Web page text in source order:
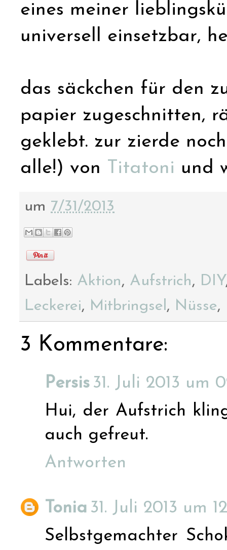
eines meiner
universell einsetzbar,
das säckchen für den
papier zugeschnitten,
geklebt. zur zierde
alle!) von
Titatoni und
um 7/31/2013
Labels: Aktion, Aufstrich, DIY
Leckerei, Mitbringsel, Nüsse,
3 Kommentare:
Persis 31. Juli 2013 um
Hui, der Aufstrich
auch gefreut.
Antworten
Tonia 31. Juli 2013 um
Selbstgemachter